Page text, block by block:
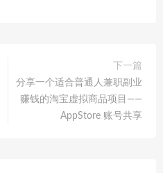
下一篇
分享一个适合普通人兼职副业
赚钱的淘宝虚拟商品项目——
AppStore 账号共享